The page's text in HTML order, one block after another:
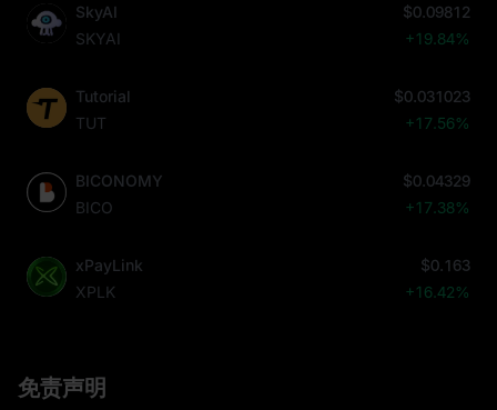
SkyAI
SKYAI
$0.09812
+19.84%
Tutorial
TUT
$0.031023
+17.56%
BICONOMY
BICO
$0.04329
+17.38%
xPayLink
XPLK
$0.163
+16.42%
免责声明